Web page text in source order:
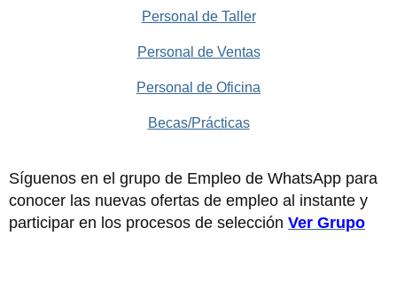
Personal de Taller
Personal de Ventas
Personal de Oficina
Becas/Prácticas
Síguenos en el grupo de Empleo de WhatsApp para
conocer las nuevas ofertas de empleo al instante y
participar en los procesos de selección Ver Grupo